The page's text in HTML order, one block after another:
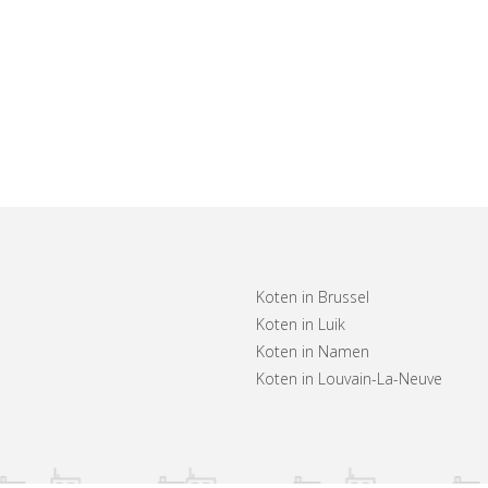
Koten in Brussel
Koten in Luik
Koten in Namen
Koten in Louvain-La-Neuve